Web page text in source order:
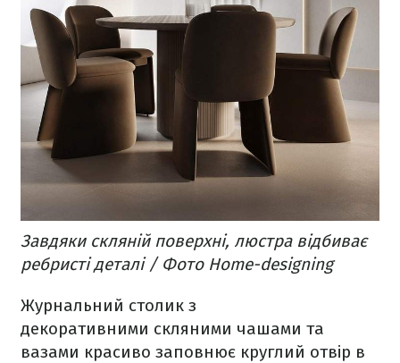
Завдяки скляній поверхні, люстра відбиває
ребристі деталі / Фото Home-designing
Журнальний столик з
декоративними скляними чашами та
вазами красиво заповнює круглий отвір в